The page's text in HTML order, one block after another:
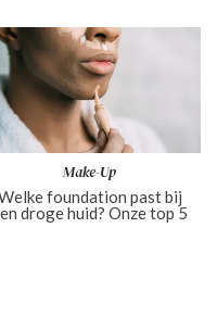
Make-Up
foundation past bij
droge huid? Onze top 5